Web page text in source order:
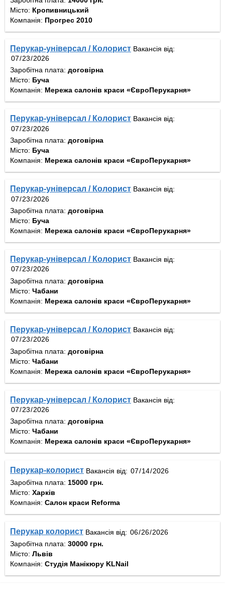
Місто: Кропивницький
Компанія: Прогрес 2010
Перукар-універсал / Колорист Вакансія від:
Заробітна плата: договірна
Місто: Буча
Компанія: Мережа салонів краси «ЄвроПерукарня»
Перукар-універсал / Колорист Вакансія від:
Заробітна плата: договірна
Місто: Буча
Компанія: Мережа салонів краси «ЄвроПерукарня»
Перукар-універсал / Колорист Вакансія від:
Заробітна плата: договірна
Місто: Буча
Компанія: Мережа салонів краси «ЄвроПерукарня»
Перукар-універсал / Колорист Вакансія від:
Заробітна плата: договірна
Місто: Чабани
Компанія: Мережа салонів краси «ЄвроПерукарня»
Перукар-універсал / Колорист Вакансія від:
Заробітна плата: договірна
Місто: Чабани
Компанія: Мережа салонів краси «ЄвроПерукарня»
Перукар-універсал / Колорист Вакансія від:
Заробітна плата: договірна
Місто: Чабани
Компанія: Мережа салонів краси «ЄвроПерукарня»
Перукар-колорист Вакансія від:
Заробітна плата: 15000 грн.
Місто: Харків
Компанія: Салон краси Reforma
Перукар колорист Вакансія від:
Заробітна плата: 30000 грн.
Місто: Львів
Компанія: Студія Манікюру KLNail